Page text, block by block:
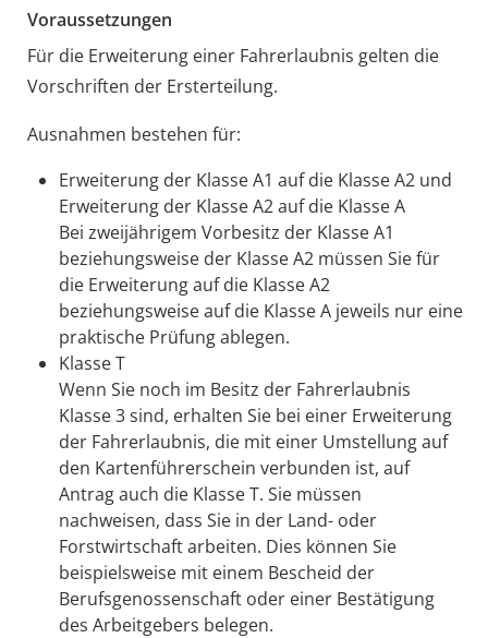
Voraussetzungen
Für die Erweiterung einer Fahrerlaubnis gelten die
Vorschriften der Ersterteilung.
Ausnahmen bestehen für:
Erweiterung der Klasse A1 auf die Klasse A2 und
Erweiterung der Klasse A2 auf die Klasse A
Bei zweijährigem Vorbesitz der Klasse A1
beziehungsweise der Klasse A2 müssen Sie für
die Erweiterung auf die Klasse A2
beziehungsweise auf die Klasse A jeweils nur eine
praktische Prüfung ablegen.
Klasse T
Wenn Sie noch im Besitz der Fahrerlaubnis
Klasse 3 sind, erhalten Sie bei einer Erweiterung
der Fahrerlaubnis, die mit einer Umstellung auf
den Kartenführerschein verbunden ist, auf
Antrag auch die Klasse T. Sie müssen
nachweisen, dass Sie in der Land- oder
Forstwirtschaft arbeiten. Dies können Sie
beispielsweise mit einem Bescheid der
Berufsgenossenschaft oder einer Bestätigung
des Arbeitgebers belegen.